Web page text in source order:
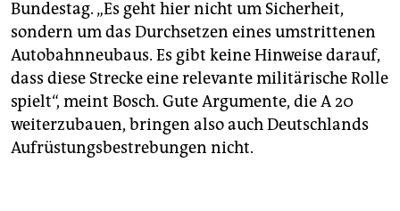
Bundestag. „Es geht hier nicht um Sicherheit,
sondern um das Durchsetzen eines umstrittenen
Autobahnneubaus. Es gibt keine Hinweise darauf,
dass diese Strecke eine relevante militärische Rolle
spielt“, meint Bosch. Gute Argumente, die A 20
weiterzubauen, bringen also auch Deutschlands
Aufrüstungsbestrebungen nicht.